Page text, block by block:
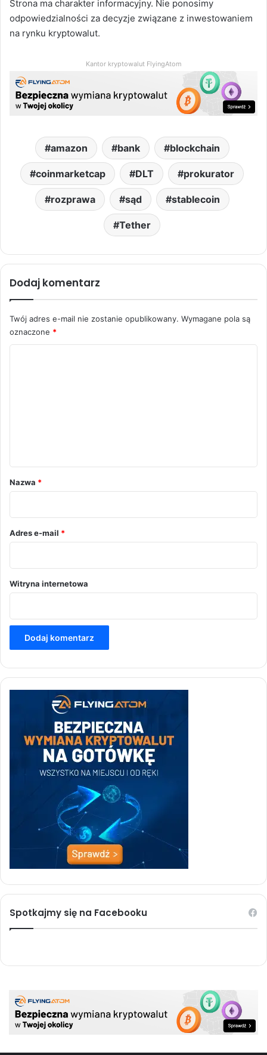
Strona ma charakter informacyjny. Nie ponosimy
odpowiedzialności za decyzje związane z inwestowaniem
na rynku kryptowalut.
Kantor kryptowalut FlyingAtom
amazon bank blockchain
coinmarketcap DLT prokurator
rozprawa sąd stablecoin
Tether
Dodaj komentarz
Twój adres e-mail nie zostanie opublikowany. Wymagane pola są
oznaczone *
r
*
Nazwa *
Adres e-mail *
Witryna internetowa
Spotkajmy się na Facebooku